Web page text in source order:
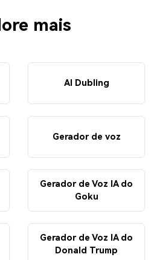
mais
AI Dubling
Gerador de voz
Gerador de Voz IA do
Goku
Gerador de Voz IA do
Donald Trump